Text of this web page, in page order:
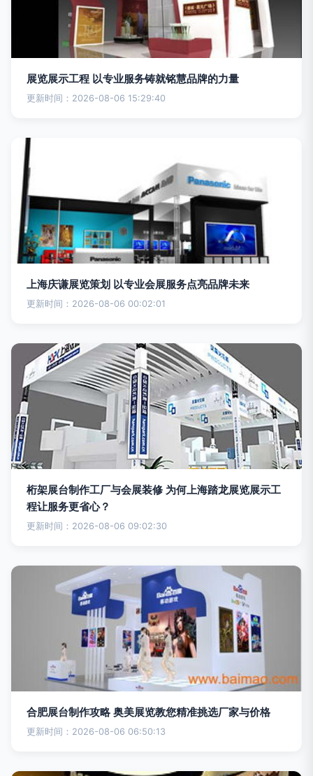
展览展示工程 以专业服务铸就铭慧品牌的力量
更新时间：2026-08-06 15:29:40
上海庆谦展览策划 以专业会展服务点亮品牌未来
更新时间：2026-08-06 00:02:01
桁架展台制作工厂与会展装修 为何上海踏龙展览展示工
程让服务更省心？
更新时间：2026-08-06 09:02:30
合肥展台制作攻略 奥美展览教您精准挑选厂家与价格
更新时间：2026-08-06 06:50:13